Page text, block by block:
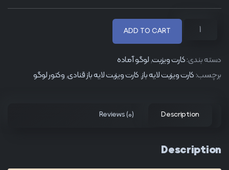
ADD TO CART
دسته بندی:کارت ویزیت,لوگو آماده
برچسب: کارت ویزیت لایه باز,کارت ویزیت لایه باز قنادی,وکتور لوگو
Description
Reviews (0)
Description